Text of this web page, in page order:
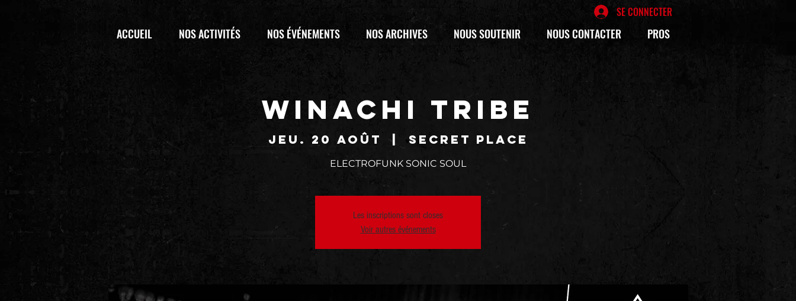
SE CONNECTER
ACCUEIL NOS ACTIVITÉS NOS ÉVÉNEMENTS NOS ARCHIVES NOUS SOUTENIR NOUS CONTACTER PROS
WINACHI TRIBE
jeu. 20 août
  |
SECRET PLACE
ELECTROFUNK SONIC SOUL
Les inscriptions sont closes
Voir autres événements